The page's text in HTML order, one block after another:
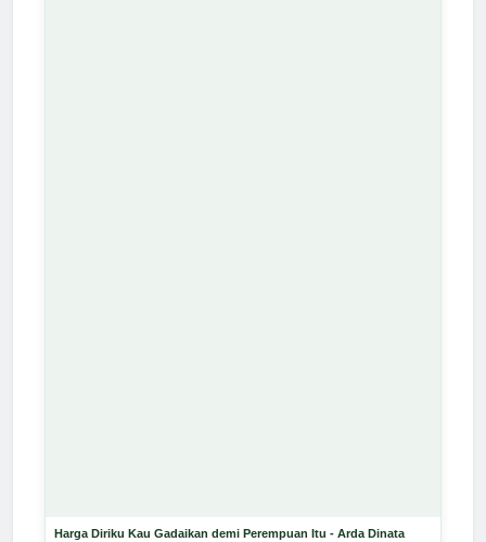
Harga Diriku Kau Gadaikan demi Perempuan Itu - Arda Dinata